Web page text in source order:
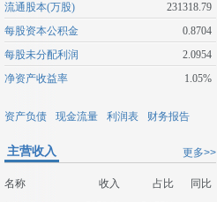
流通股本(万股)
231318.79
每股资本公积金
0.8704
每股未分配利润
2.0954
净资产收益率
1.05%
资产负债 现金流量 利润表 财务报告
更多>>
主营收入
名称 收入 占比
同比